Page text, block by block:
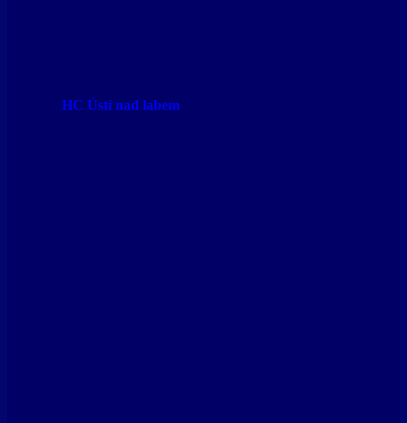
HC Ústí nad labem